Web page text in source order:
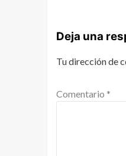
Deja una
Tu dirección de
Comentario *